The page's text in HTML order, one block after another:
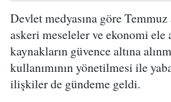
Devlet medyasına göre
askeri meseleler ve ekonomi ele
kaynakların güvence altına
kullanımının yönetilmesi ile
ilişkiler de gündeme geldi.